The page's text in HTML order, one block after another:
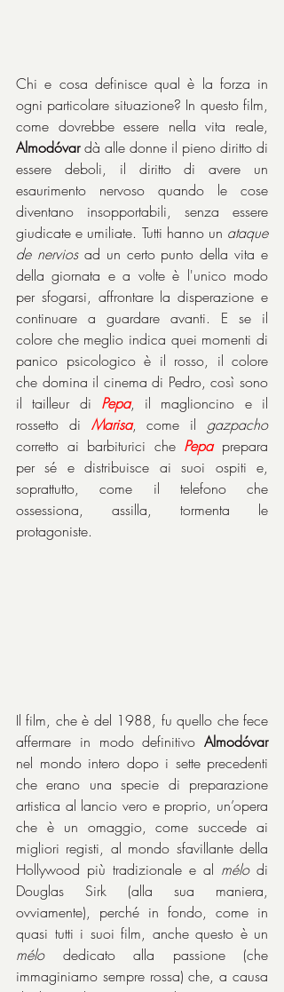
Chi e cosa definisce qual è la forza in
ogni particolare situazione? In questo film,
Almodóvar dà alle donne il pieno diritto di
essere deboli, il diritto di avere un
esaurimento nervoso quando le cose
diventano insopportabili, senza essere
giudicate e umiliate. Tutti hanno un ataque
de nervios ad un certo punto della vita e
della giornata e a volte è l'unico modo
per sfogarsi, affrontare la disperazione e
continuare a guardare avanti. E se il
colore che meglio indica quei momenti di
panico psicologico è il rosso, il colore
che domina il cinema di Pedro, così sono
il tailleur di Pepa, il maglioncino e il
rossetto di Marisa, come il gazpacho
corretto ai barbiturici che Pepa prepara
per sé e distribuisce ai suoi ospiti e,
soprattutto, come il telefono che
ossessiona, assilla, tormenta le
protagoniste.
Il film, che è del 1988, fu quello che fece
affermare in modo definitivo Almodóvar
nel mondo intero dopo i sette precedenti
che erano una specie di preparazione
artistica al lancio vero e proprio, un’opera
che è un omaggio, come succede ai
migliori registi, al mondo sfavillante della
Hollywood più tradizionale e al mélo di
Douglas Sirk (alla sua maniera,
ovviamente), perché in fondo, come in
mélo dedicato alla passione (che
immaginiamo sempre rossa) che, a causa